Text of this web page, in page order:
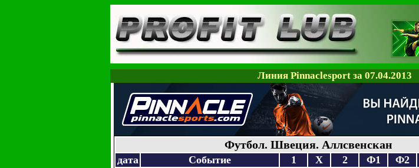
Линия Pinnaclesport за 07.04.2013
Футбол. Швеция. Аллсвенскан
дата Событие 1 X 2 Ф1 Ф2